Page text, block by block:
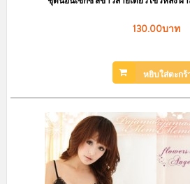
130.00บาท
หยิบใส่ตะกร้